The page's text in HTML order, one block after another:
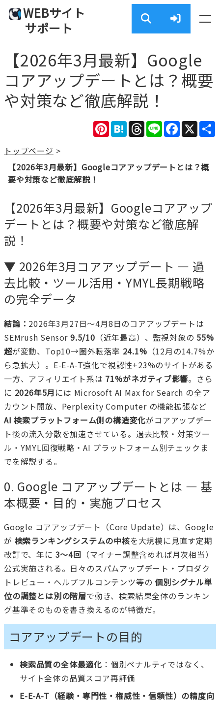
WEBサイト
サポート
【2026年3月最新】Google
コアアップデートとは？概要
や対策など徹底解説！
X
Facebook
Line
Threads
Hatena
Pinterest
トップページ >
【2026年3月最新】Googleコアアップデートとは？概
要や対策など徹底解説！
【2026年3月最新】Googleコアアップ
デートとは？概要や対策など徹底解
説！
▼ 2026年3月コアアップデート — 過
去比較・ツール活用・YMYL長期戦略
の完全データ
結論： 2026年3月27日〜4月8日のコアアップデートは
SEMrush Sensor 9.5/10 （近年最高）、監視対象の 55%
超が変動、Top10→圏外転落率 24.1% （12月の14.7%か
ら急拡大）。E-E-A-T強化で視認性+23%のサイトがある
一方、アフィリエイト系は 71%がネガティブ影響。さら
に 2026年5月 には Microsoft AI Max for Search の全ア
カウント開放、Perplexity Computer の機能拡張など
AI 検索プラットフォーム側の構造変化がコアアップデー
ト後の流入分散を加速させている。過去比較・対策ツー
ル・YMYL回復戦略・AI プラットフォーム別チェックま
でを解説する。
0. Google コアアップデートとは — 基
本概要・目的・実施プロセス
Google コアアップデート（Core Update）は、Google
が 検索ランキングシステムの中核を大規模に見直す定期
改訂で、年に 3〜4回 （マイナー調整含めれば月次相当）
公式実施される。日々のスパムアップデート・プロダク
トレビュー・ヘルプフルコンテンツ等の個別シグナル単
位の調整とは別の階層で動き、検索結果全体のランキン
グ基準そのものを書き換えるのが特徴だ。
コアアップデートの目的
検索品質の全体最適化 ：個別ペナルティではなく、
サイト全体の品質スコア再評価
E-E-A-T（経験・専門性・権威性・信頼性）の精度向